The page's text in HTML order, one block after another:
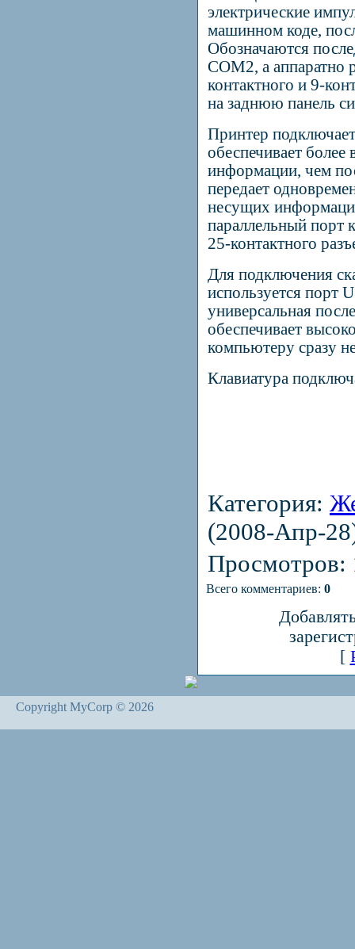
электрические
машинном коде,
Обозначаются
COM2, а
контактного и 9-
на заднюю панель
Принтер
обеспечивает
информации, чем
передает
несущих
параллельный порт
25-контактного
Для подключения
используется порт
универсальная
обеспечивает
компьютеру сразу
Клавиатура
Категория:
(2008-Апр-
Просмотров:
Всего комментариев: 0
[
Copyright MyCorp © 2026